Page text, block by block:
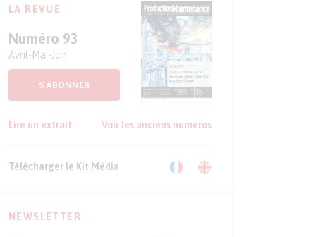
LA REVUE
Numéro 93
Avril-Mai-Juin
S'ABONNER
Lire un extrait Voir les anciens numéros
Télécharger le Kit Média
NEWSLETTER